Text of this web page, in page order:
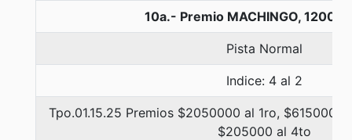
10a.- Premio MACHINGO, 1200
Pista Normal
Indice: 4 al 2
Tpo.01.15.25 Premios $2050000 al 1ro, $615000
$205000 al 4to